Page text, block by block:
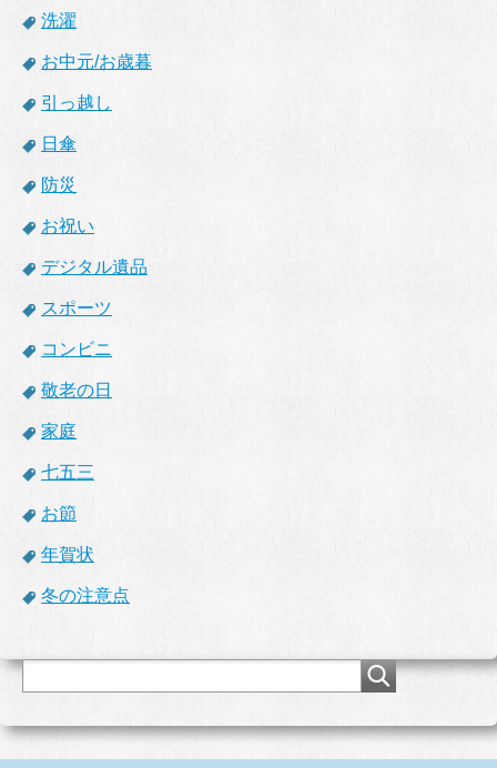
洗濯
お中元/お歳暮
引っ越し
日傘
防災
お祝い
デジタル遺品
スポーツ
コンビニ
敬老の日
家庭
七五三
お節
年賀状
冬の注意点